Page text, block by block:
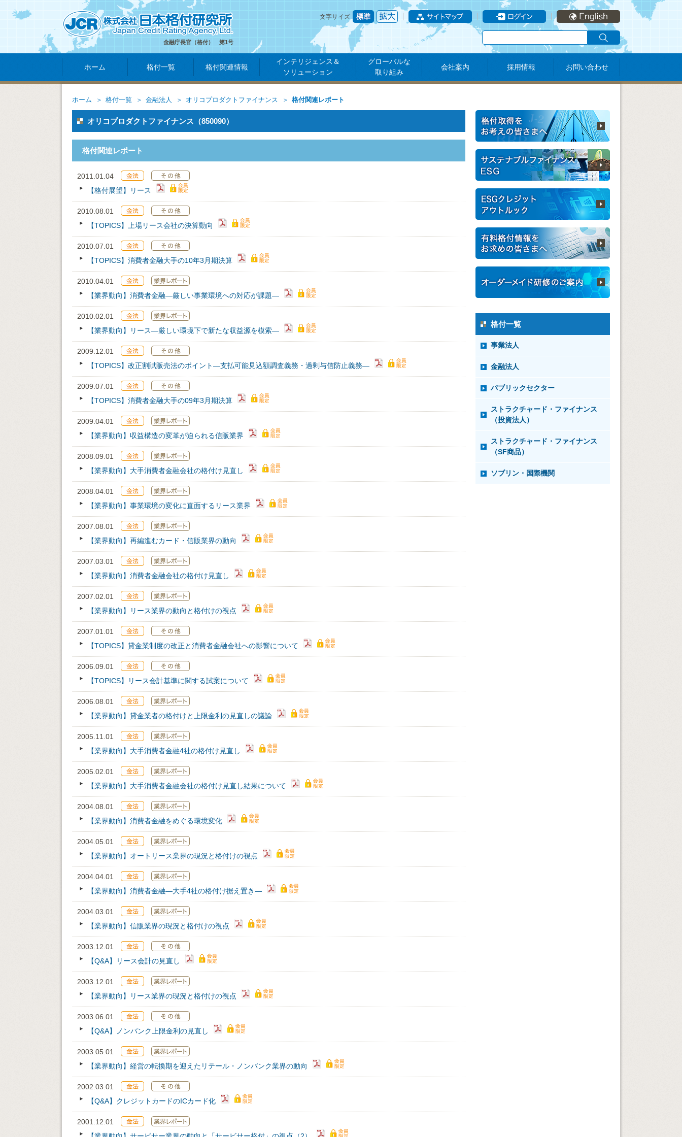
金融庁長官（格付） 第1号
文字サイズ
ホーム 格付一覧 格付関連情報
インテリジェンス＆
ソリューション
グローバルな
取り組み
会社案内 採用情報 お問い合わせ
ホーム 格付一覧 金融法人 オリコプロダクトファイナンス 格付関連レポート
オリコプロダクトファイナンス（850090）
格付関連レポート
2011.01.04
【格付展望】リース
2010.08.01
【TOPICS】上場リース会社の決算動向
2010.07.01
【TOPICS】消費者金融大手の10年3月期決算
2010.04.01
【業界動向】消費者金融―厳しい事業環境への対応が課題―
2010.02.01
【業界動向】リース―厳しい環境下で新たな収益源を模索―
2009.12.01
【TOPICS】改正割賦販売法のポイント―支払可能見込額調査義務・過剰与信防止義務―
2009.07.01
【TOPICS】消費者金融大手の09年3月期決算
2009.04.01
【業界動向】収益構造の変革が迫られる信販業界
2008.09.01
【業界動向】大手消費者金融会社の格付け見直し
2008.04.01
【業界動向】事業環境の変化に直面するリース業界
2007.08.01
【業界動向】再編進むカード・信販業界の動向
2007.03.01
【業界動向】消費者金融会社の格付け見直し
2007.02.01
【業界動向】リース業界の動向と格付けの視点
2007.01.01
【TOPICS】貸金業制度の改正と消費者金融会社への影響について
2006.09.01
【TOPICS】リース会計基準に関する試案について
2006.08.01
【業界動向】貸金業者の格付けと上限金利の見直しの議論
2005.11.01
【業界動向】大手消費者金融4社の格付け見直し
2005.02.01
【業界動向】大手消費者金融会社の格付け見直し結果について
2004.08.01
【業界動向】消費者金融をめぐる環境変化
2004.05.01
【業界動向】オートリース業界の現況と格付けの視点
2004.04.01
【業界動向】消費者金融―大手4社の格付け据え置き―
2004.03.01
【業界動向】信販業界の現況と格付けの視点
2003.12.01
【Q&A】リース会計の見直し
2003.12.01
【業界動向】リース業界の現況と格付けの視点
2003.06.01
【Q&A】ノンバンク上限金利の見直し
2003.05.01
【業界動向】経営の転換期を迎えたリテール・ノンバンク業界の動向
2002.03.01
【Q&A】クレジットカードのICカード化
2001.12.01
格付一覧
事業法人
金融法人
パブリックセクター
ストラクチャード・ファイナンス
（投資法人）
ストラクチャード・ファイナンス
（SF商品）
ソブリン・国際機関